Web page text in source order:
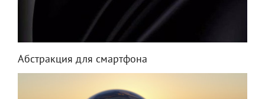
Абстракция для смартфона